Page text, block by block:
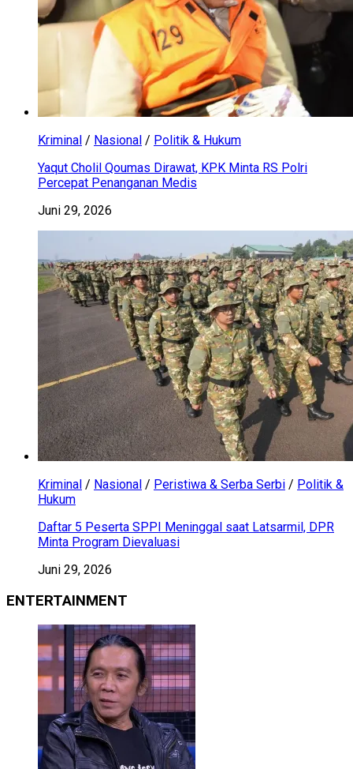
Kriminal / Nasional / Politik & Hukum
Yaqut Cholil Qoumas Dirawat, KPK Minta RS Polri
Percepat Penanganan Medis
Juni 29, 2026
Kriminal / Nasional / Peristiwa & Serba Serbi / Politik &
Hukum
Daftar 5 Peserta SPPI Meninggal saat Latsarmil, DPR
Minta Program Dievaluasi
Juni 29, 2026
ENTERTAINMENT